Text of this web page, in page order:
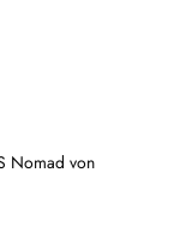
Nomad von